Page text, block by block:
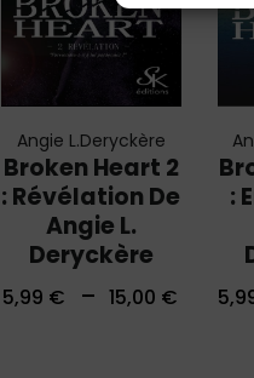
Broken Heart 2
: Révélation De
Angie L.
Deryckère
Angie L.Deryckère
5,99 € – 15,00 €
: